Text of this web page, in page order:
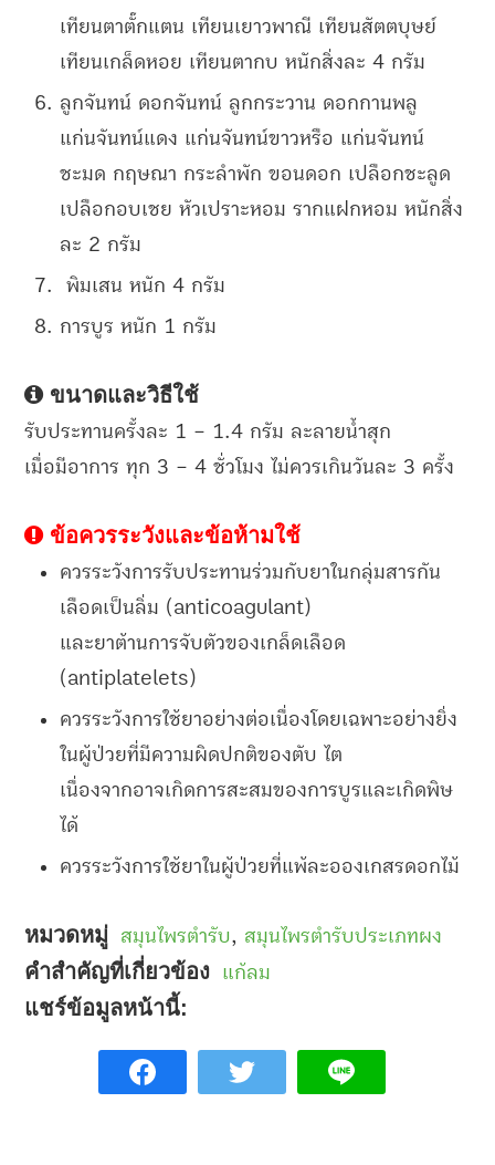
เทียนตาตั๊กแตน เทียนเยาวพาณี เทียนสัตตบุษย์
เทียนเกล็ดหอย เทียนตากบ หนักสิ่งละ 4 กรัม
ลูกจันทน์ ดอกจันทน์ ลูกกระวาน ดอกกานพลู
แก่นจันทน์แดง แก่นจันทน์ขาวหรือ แก่นจันทน์
ชะมด กฤษณา กระลำพัก ขอนดอก เปลือกชะลูด
เปลือกอบเชย หัวเปราะหอม รากแฝกหอม หนักสิ่ง
ละ 2 กรัม
พิมเสน หนัก 4 กรัม
การบูร หนัก 1 กรัม
ขนาดและวิธีใช้
รับประทานครั้งละ 1 – 1.4 กรัม ละลายน้ำสุก
เมื่อมีอาการ ทุก 3 – 4 ชั่วโมง ไม่ควรเกินวันละ 3 ครั้ง
ข้อควรระวังและข้อห้ามใช้
ควรระวังการรับประทานร่วมกับยาในกลุ่มสารกัน
เลือดเป็นลิ่ม (anticoagulant)
และยาต้านการจับตัวของเกล็ดเลือด
(antiplatelets)
ควรระวังการใช้ยาอย่างต่อเนื่องโดยเฉพาะอย่างยิ่ง
ในผู้ป่วยที่มีความผิดปกติของตับ ไต
เนื่องจากอาจเกิดการสะสมของการบูรและเกิดพิษ
ได้
ควรระวังการใช้ยาในผู้ป่วยที่แพ้ละอองเกสรดอกไม้
หมวดหมู่ สมุนไพรตำรับ, สมุนไพรตำรับประเภทผง
คำสำคัญที่เกี่ยวข้อง แก้ลม
แชร์ข้อมูลหน้านี้: